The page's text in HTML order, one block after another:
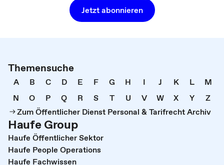
Jetzt abonnieren
Themensuche
A B C D E F G H I J K L
M
N
O P Q R S T U V W X Y
Z
Zum Öffentlicher Dienst Personal & Tarifrecht Archiv
Haufe Group
Haufe Öffentlicher Sektor
Haufe People Operations
Haufe Fachwissen